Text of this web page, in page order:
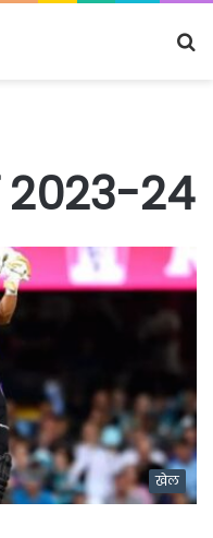
24
खेल